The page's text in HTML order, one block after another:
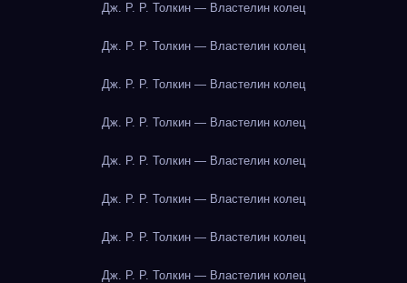
Дж. Р. Р. Толкин — Властелин колец
Дж. Р. Р. Толкин — Властелин колец
Дж. Р. Р. Толкин — Властелин колец
Дж. Р. Р. Толкин — Властелин колец
Дж. Р. Р. Толкин — Властелин колец
Дж. Р. Р. Толкин — Властелин колец
Дж. Р. Р. Толкин — Властелин колец
Дж. Р. Р. Толкин — Властелин колец